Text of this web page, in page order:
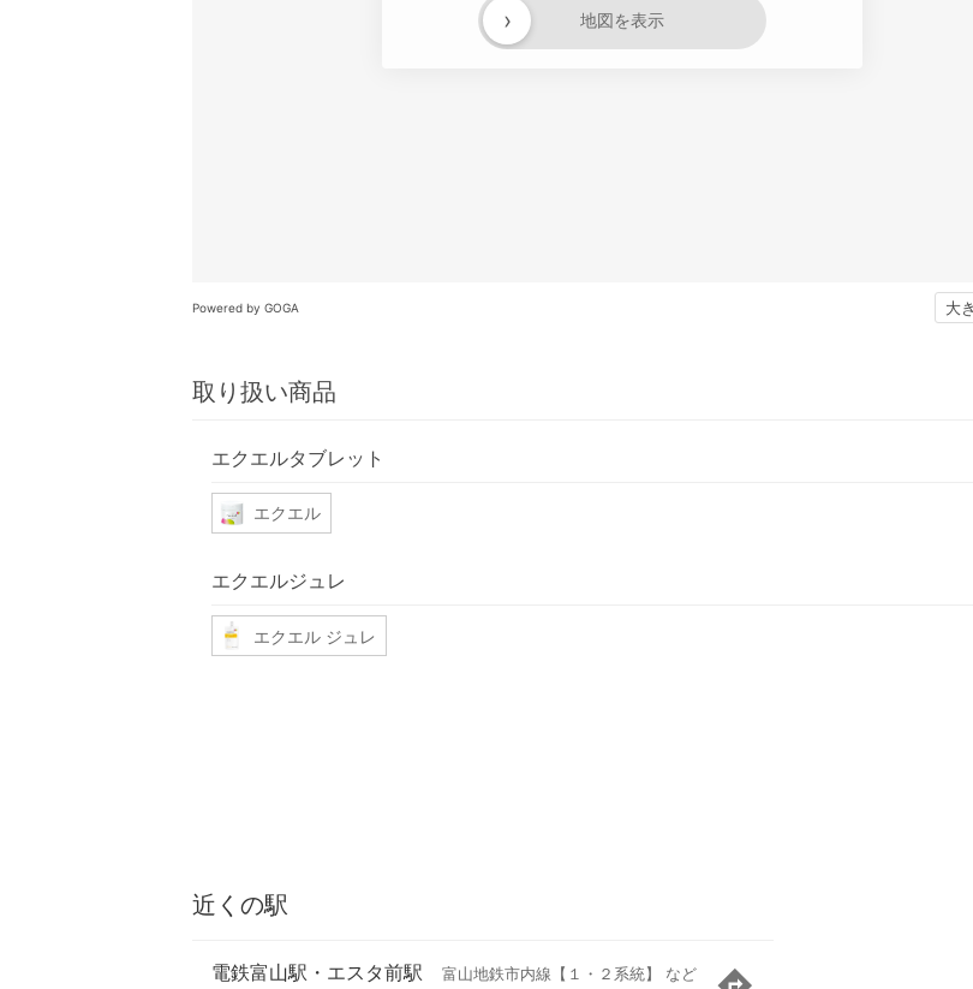
地図を表示
›
Powered by GOGA 大
取り扱い商品
エクエルタブレット
エクエル
エクエルジュレ
エクエル ジュレ
近くの駅
電鉄富山駅・エスタ前駅 富山地鉄市内線【１・２系統】 など